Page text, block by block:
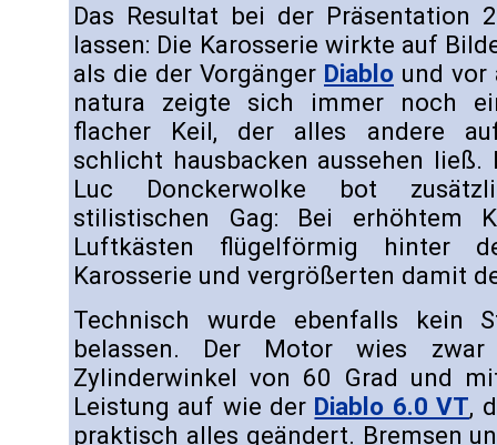
Das Resultat bei der Präsentation
lassen: Die Karosserie wirkte auf
als die der Vorgänger Diablo und
natura zeigte sich immer noch
flacher Keil, der alles andere
schlicht hausbacken aussehen ließ.
Luc Donckerwolke bot
stilistischen Gag: Bei erhöhtem
Luftkästen flügelförmig hinter
Karosserie und vergrößerten damit
Technisch wurde ebenfalls kein
belassen. Der Motor wies
Zylinderwinkel von 60 Grad und
Leistung auf wie der Diablo 6.0 VT,
praktisch alles geändert. Bremsen